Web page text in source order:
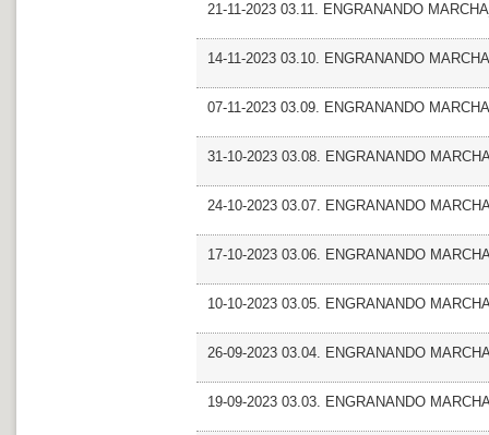
21-11-2023 03.11. ENGRANANDO
14-11-2023 03.10. ENGRANANDO
07-11-2023 03.09. ENGRANANDO
31-10-2023 03.08. ENGRANANDO
24-10-2023 03.07. ENGRANANDO
17-10-2023 03.06. ENGRANANDO
10-10-2023 03.05. ENGRANANDO
26-09-2023 03.04. ENGRANANDO
19-09-2023 03.03. ENGRANANDO